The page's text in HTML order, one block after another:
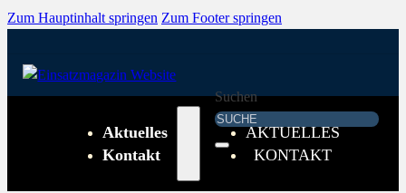
Zum Hauptinhalt springen Zum Footer springen
Suchen
Aktuelles
Kontakt
AKTUELLES
KONTAKT